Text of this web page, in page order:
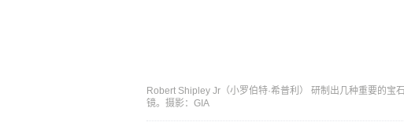
Robert Shipley Jr（小罗伯特·希普利） 研制出几种重要的
镜。摄影：GIA